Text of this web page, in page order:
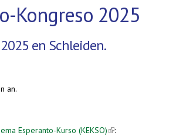
Kongreso 2025
en Schleiden.
an.
Esperanto-Kurso (KEKSO)(link is external)
: